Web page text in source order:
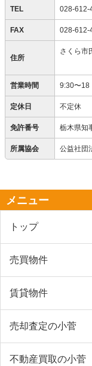
TEL 028-612-
FAX 028-612-
住所
さくら市
営業時間 9:30〜18
定休日 不定休
免許番号 栃木県知
所属協会 公益社団
メニュー
トップ
売買物件
賃貸物件
売却査定の小菅
不動産買取の小菅